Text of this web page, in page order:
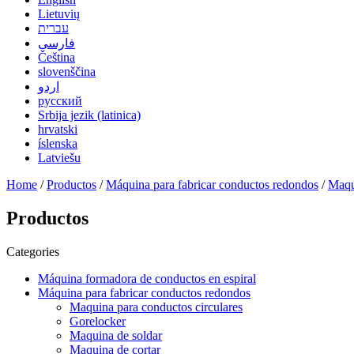
Lietuvių
עברית
فارسی
Čeština
slovenščina
اردو
русский
Srbija jezik (latinica)
hrvatski
íslenska
Latviešu
Home /Productos /Máquina para fabricar conductos redondos /
Productos
Categories
Máquina formadora de conductos en espiral
Máquina para fabricar conductos redondos
Maquina para conductos circulares
Gorelocker
Maquina de soldar
Maquina de cortar